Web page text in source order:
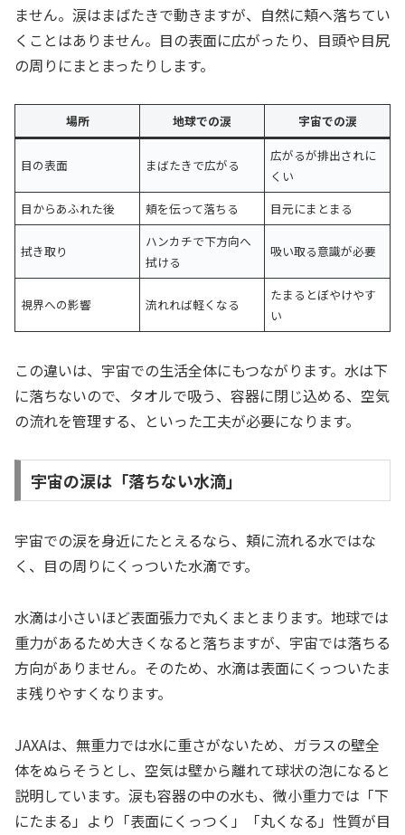
ません。涙はまばたきで動きますが、自然に頬へ落ちてい
くことはありません。目の表面に広がったり、目頭や目尻
の周りにまとまったりします。
場所 地球での涙 宇宙での涙
目の表面 まばたきで広がる
広がるが排出されに
くい
目からあふれた後
頬を伝って落ちる 目元にまとまる
拭き取り
ハンカチで下方向へ
拭ける
吸い取る意識が必要
視界への影響 流れれば軽くなる
たまるとぼやけやす
い
この違いは、宇宙での生活全体にもつながります。水は下
に落ちないので、タオルで吸う、容器に閉じ込める、空気
の流れを管理する、といった工夫が必要になります。
宇宙の涙は「落ちない水滴」
宇宙での涙を身近にたとえるなら、頬に流れる水ではな
く、目の周りにくっついた水滴です。
水滴は小さいほど表面張力で丸くまとまります。地球では
重力があるため大きくなると落ちますが、宇宙では落ちる
方向がありません。そのため、水滴は表面にくっついたま
ま残りやすくなります。
JAXAは、無重力では水に重さがないため、ガラスの壁全
体をぬらそうとし、空気は壁から離れて球状の泡になると
説明しています。涙も容器の中の水も、微小重力では「下
にたまる」より「表面にくっつく」「丸くなる」性質が目